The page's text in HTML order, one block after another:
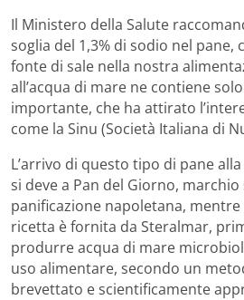
Il Ministero della Salute
soglia del 1,3% di sodio nel pane,
fonte di sale nella nostra
all’acqua di mare ne contiene
importante, che ha attirato
come la Sinu (Società Italiana di
L’arrivo di questo tipo di pane
si deve a Pan del Giorno,
panificazione napoletana, mentre
ricetta è fornita da Steralmar,
produrre acqua di mare
uso alimentare, secondo un
brevettato e scientificamente